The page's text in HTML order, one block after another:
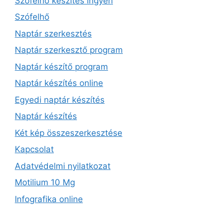
Szófelhő
Naptár szerkesztés
Naptár szerkesztő program
Naptár készítő program
Naptár készítés online
Egyedi naptár készítés
Naptár készítés
Két kép összeszerkesztése
Kapcsolat
Adatvédelmi nyilatkozat
Motilium 10 Mg
Infografika online